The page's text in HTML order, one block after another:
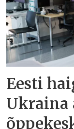
Eesti
Ukraina